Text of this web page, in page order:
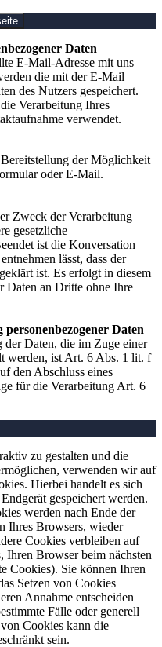
Daten
E-Mail-Adresse mit uns
die mit der E-Mail
des Nutzers gespeichert.
Verarbeitung Ihres
verwendet.
der Möglichkeit
oder E-Mail.
Zweck der Verarbeitung
gesetzliche
ist die Konversation
lässt, dass der
ist. Es erfolgt in diesem
Daten an Dritte ohne Ihre
Daten
der Daten, die im Zuge einer
werden, ist Art. 6 Abs. 1 lit. f
den Abschluss eines
für die Verarbeitung Art. 6
zu gestalten und die
verwenden wir auf
Hierbei handelt es sich
gespeichert werden.
werden nach Ende der
Ihres Browsers, wieder
Cookies verbleiben auf
Ihren Browser beim nächsten
Cookies). Sie können Ihren
Setzen von Cookies
Annahme entscheiden
Fälle oder generell
Cookies kann die
sein.